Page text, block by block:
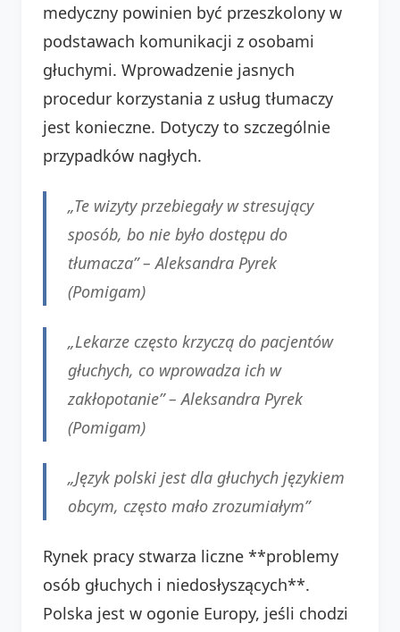
medyczny powinien być przeszkolony w
podstawach komunikacji z osobami
głuchymi. Wprowadzenie jasnych
procedur korzystania z usług tłumaczy
jest konieczne. Dotyczy to szczególnie
przypadków nagłych.
„Te wizyty przebiegały w stresujący
sposób, bo nie było dostępu do
tłumacza”–Aleksandra Pyrek
(Pomigam)
„Lekarze często krzyczą do pacjentów
głuchych, co wprowadza ich w
zakłopotanie”–Aleksandra Pyrek
(Pomigam)
„Język polski jest dla głuchych językiem
obcym, często mało zrozumiałym”
Rynek pracy stwarza liczne **problemy
osób głuchych i niedosłyszących**.
Polska jest w ogonie Europy, jeśli chodzi